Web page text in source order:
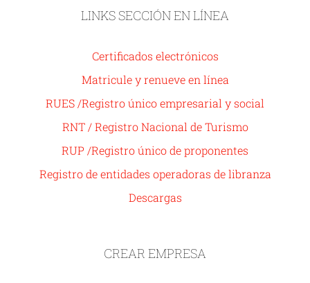
LINKS SECCIÓN EN LÍNEA
Certificados electrónicos
Matricule y renueve en línea
RUES /Registro único empresarial y social
RNT / Registro Nacional de Turismo
RUP /Registro único de proponentes
Registro de entidades operadoras de libranza
Descargas
CREAR EMPRESA